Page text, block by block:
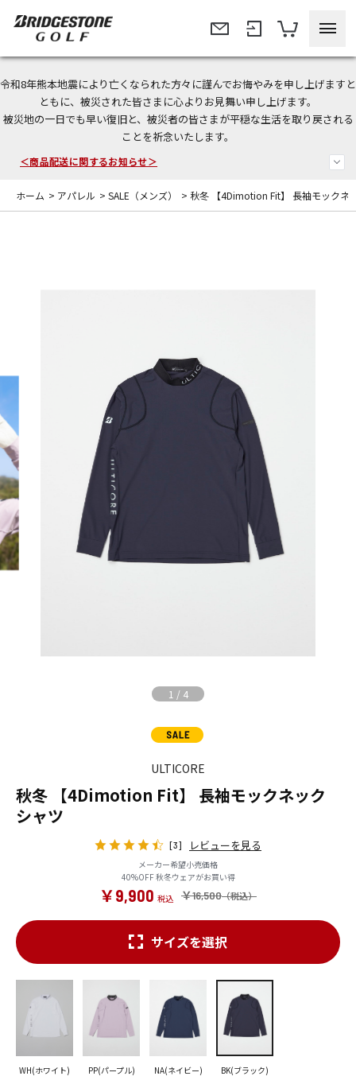
令和8年熊本地震により亡くなられた方々に謹んでお悔やみを申し上げますと
ともに、被災された皆さまに心よりお見舞い申し上げます。
被災地の一日でも早い復旧と、被災者の皆さまが平穏な生活を取り戻される
ことを祈念いたします。
今なら新規会員登録で1,000円OFFクーポンプレゼント！
＜商品配送に関するお知らせ＞
＜夏季休暇中のご注文・発送・お問い合わせ＞
ホーム > アパレル > SALE（メンズ） > 秋冬 【4Dimotion Fit】 長袖モックネ
1 / 4
ULTICORE
秋冬 【4Dimotion Fit】 長袖モックネック
シャツ
[3] レビューを見る
メーカー希望小売価格
40%OFF 秋冬ウェアがお買い得
￥16,500
￥9,900
サイズを選択
WH(ホワイト) PP(パープル) NA(ネイビー) BK(ブラック)